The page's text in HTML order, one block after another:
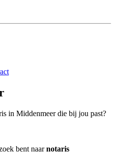
in Middenmeer die bij jou past?
bent naarnotaris